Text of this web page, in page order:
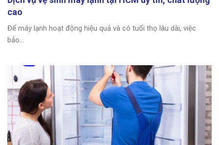
cao
Để máy lạnh hoạt động hiệu quả và có tuổi thọ lâu dài, việc
bảo...